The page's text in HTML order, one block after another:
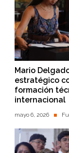
Mario
estratégico
formación
internacional
mayo 6, 2026